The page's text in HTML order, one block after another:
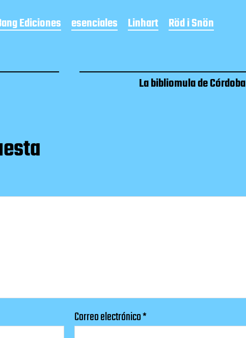
Ediciones esenciales Linhart Röd i Snön
La bibliomula de Córdoba
Correo electrónico*